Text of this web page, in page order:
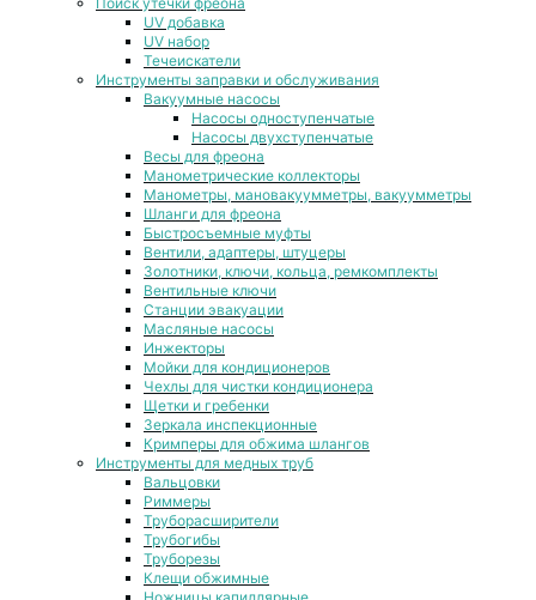
UV добавка
UV набор
Течеискатели
Инструменты заправки и обслуживания
Вакуумные насосы
Насосы одноступенчатые
Насосы двухступенчатые
Весы для фреона
Манометрические коллекторы
Манометры, мановакуумметры, вакуумметры
Шланги для фреона
Быстросъемные муфты
Вентили, адаптеры, штуцеры
Золотники, ключи, кольца, ремкомплекты
Вентильные ключи
Станции эвакуации
Масляные насосы
Инжекторы
Мойки для кондиционеров
Чехлы для чистки кондиционера
Щетки и гребенки
Зеркала инспекционные
Кримперы для обжима шлангов
Инструменты для медных труб
Вальцовки
Риммеры
Труборасширители
Трубогибы
Труборезы
Клещи обжимные